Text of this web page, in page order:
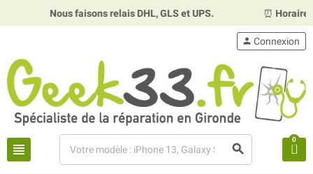
Nous faisons relais DHL, GLS et UPS. Horaires :Mardi,
view_headline search
person Connexion
0